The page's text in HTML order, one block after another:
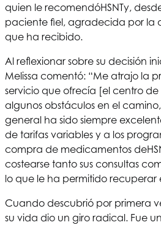
quien le recomendóHSNTy,
paciente fiel, agradecida por la
que ha recibido.
Al reflexionar sobre su decisión
Melissa comentó: “Me atrajo la
servicio que ofrecía [el centro
algunos obstáculos en el
general ha sido siempre
de tarifas variables y a los
compra de medicamentos de
costearse tanto sus consultas
lo que le ha permitido recuperar
Cuando descubrió por primera
su vida dio un giro radical. Fue